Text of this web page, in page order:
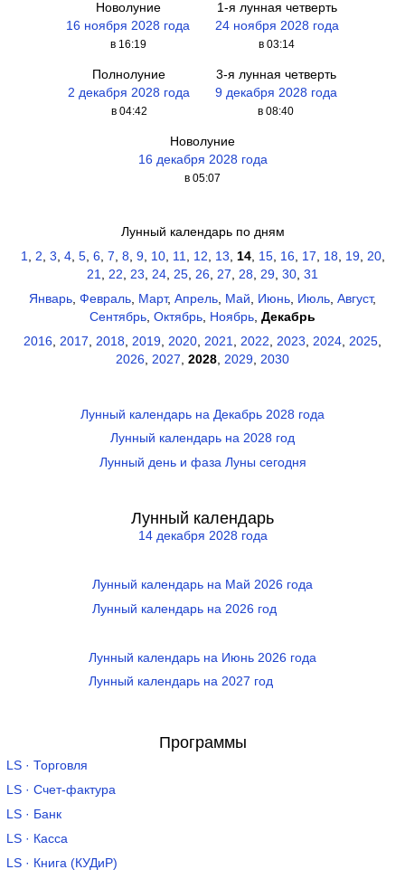
Новолуние
16 ноября 2028 года
в 16:19
1-я лунная четверть
24 ноября 2028 года
в 03:14
Полнолуние
2 декабря 2028 года
в 04:42
3-я лунная четверть
9 декабря 2028 года
в 08:40
Новолуние
16 декабря 2028 года
в 05:07
Лунный календарь по дням
1, 2, 3, 4, 5, 6, 7, 8, 9, 10, 11, 12, 13, 14, 15, 16, 17, 18, 19, 20,
21, 22, 23, 24, 25, 26, 27, 28, 29, 30, 31
Январь Февраль Март, Апрель Май Июнь Июль Август,
Сентябрь Октябрь Ноябрь Декабрь
2016 2017 2018 2019 2020 2021 2022 2023 2024 2025
2026 2027 2028 2029 2030
Лунный календарь на Декабрь 2028 года
Лунный календарь на 2028 год
Лунный день и фаза Луны сегодня
Лунный календарь
14 декабря 2028 года
Лунный календарь на Май 2026 года
Лунный календарь на 2026 год
Лунный календарь на Июнь 2026 года
Лунный календарь на 2027 год
Программы
LS · Торговля
LS · Счет-фактура
LS · Банк
LS · Касса
LS · Книга (КУДиР)